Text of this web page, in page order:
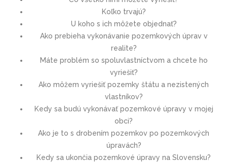
Koľko trvajú?
U koho s ich môžete objednať?
Ako prebieha vykonávanie pozemkových úprav v
realite?
Máte problém so spoluvlastníctvom a chcete ho
vyriešiť?
Ako môžem vyriešiť pozemky štátu a nezistených
vlastníkov?
Kedy sa budú vykonávať pozemkové úpravy v mojej
obci?
Ako je to s drobením pozemkov po pozemkových
úpravách?
Kedy sa ukončia pozemkové úpravy na Slovensku?